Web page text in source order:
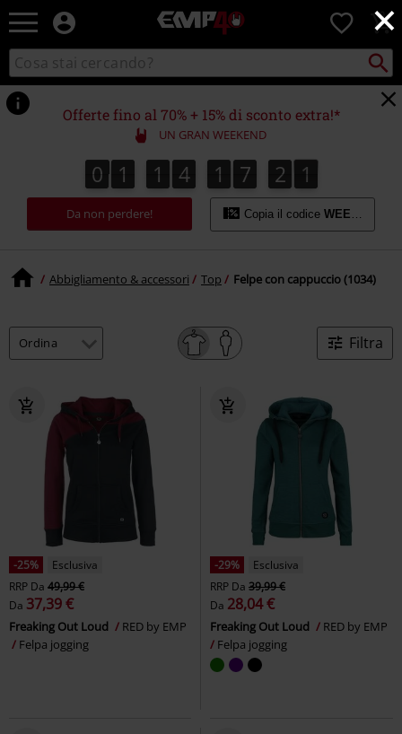
×
EMP
Musica,
Serie
TV
&
Videogame
merch
Abbigliamento
Alternativo
0
Cerca
nel
catalogo
Cerca
Punto
di
ritiro
Offerte fino al 70% + 15% di sconto extra!*
UN GRAN WEEKEND
0
0 1
1 1
1 4
4 1
1 7
7 1
2
1
2 9
0
9
1
0
Da non perdere! Copia il codice WEEKEND
Abbigliamento & accessori Top Felpe con cappuccio (1034)
Filtra
-25%
Esclusiva
RRP Da 49,99 €
Da 37,39 €
Freaking Out Loud
RED by EMP
Felpa jogging
-29%
Esclusiva
RRP Da 39,99 €
Da 28,04 €
Freaking Out Loud
RED by EMP
Felpa jogging